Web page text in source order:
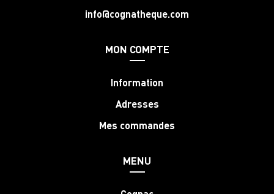
info@cognatheque.com
MON COMPTE
Information
Adresses
Mes commandes
MENU